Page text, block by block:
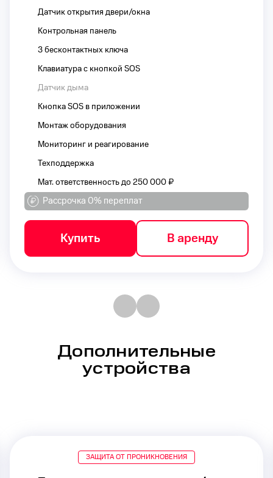
Датчик открытия двери/окна
Контрольная панель
3 бесконтактных ключа
Клавиатура с кнопкой SOS
Датчик дыма
Кнопка SOS в приложении
Монтаж оборудования
Мониторинг и реагирование
Техподдержка
Мат. ответственность до 250 000 ₽
Рассрочка 0% переплат
Купить В аренду
Дополнительные
устройства
ЗАЩИТА ОТ ПРОНИКНОВЕНИЯ